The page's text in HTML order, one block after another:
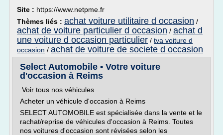
Site : https://www.netpme.fr
Thèmes liés : achat voiture utilitaire d occasion /
achat de voiture particulier d occasion / achat d
une voiture d occasion particulier / tva voiture d
occasion / achat de voiture de societe d occasion
Select Automobile • Votre voiture
d'occasion à Reims
Voir tous nos véhicules
Acheter un véhicule d'occasion à Reims
SELECT AUTOMOBILE est spécialisée dans la vente et le
rachat/reprise de véhicules d'occasion à Reims. Toutes
nos voitures d'occasion sont révisées selon les